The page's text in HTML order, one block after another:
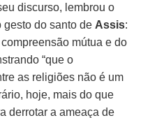
discurso, lembrou o
gesto do santo de Assis:
mútua e do
“que o
as religiões não é um
hoje, mais do que
derrotar a ameaça de